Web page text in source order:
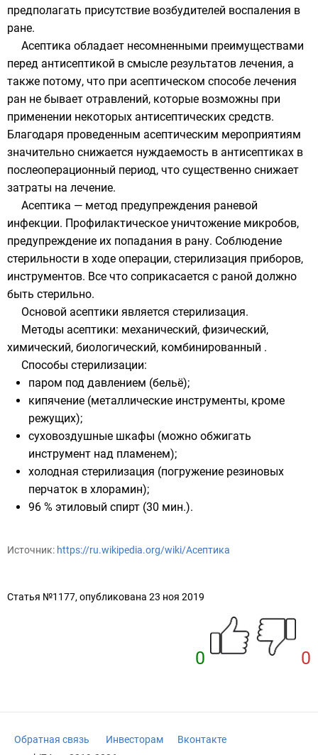
предполагать присутствие возбудителей воспаления в
ране.
Асептика обладает несомненными преимуществами
перед антисептикой в смысле результатов лечения, а
также потому, что при асептическом способе лечения
ран не бывает отравлений, которые возможны при
применении некоторых антисептических средств.
Благодаря проведенным асептическим мероприятиям
значительно снижается нуждаемость в антисептиках в
послеоперационный период, что существенно снижает
затраты на лечение.
Асептика — метод предупреждения раневой
инфекции. Профилактическое уничтожение микробов,
предупреждение их попадания в рану. Соблюдение
стерильности в ходе операции, стерилизация приборов,
инструментов. Все что соприкасается с раной должно
быть стерильно.
Основой асептики является стерилизация.
Методы асептики: механический, физический,
химический, биологический, комбинированный .
Способы стерилизации:
паром под давлением (бельё);
кипячение (металлические инструменты, кроме
режущих);
суховоздушные шкафы (можно обжигать
инструмент над пламенем);
холодная стерилизация (погружение резиновых
перчаток в хлорамин);
96 % этиловый спирт (30 мин.).
Источник: https://ru.wikipedia.org/wiki/Асептика
Статья №1177, опубликована 23 ноя 2019
0 0
Обратная связь Инвесторам
Вконтакте